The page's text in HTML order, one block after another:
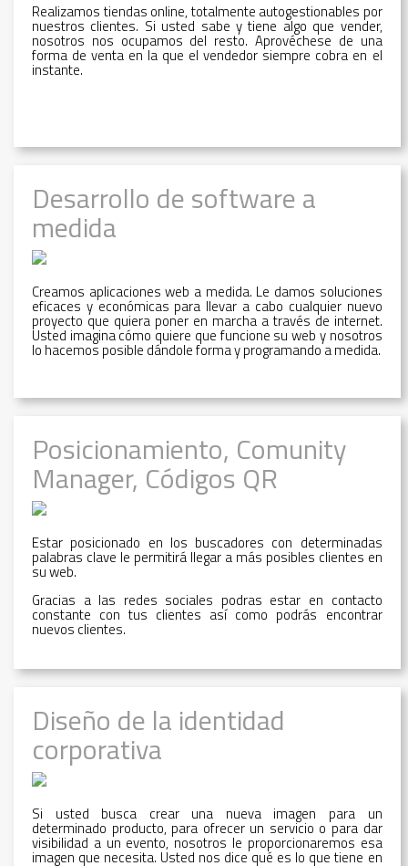
Realizamos tiendas online, totalmente autogestionables por
nuestros clientes. Si usted sabe y tiene algo que vender,
nosotros nos ocupamos del resto. Aprovéchese de una
forma de venta en la que el vendedor siempre cobra en el
instante.
Desarrollo de software a
medida
Creamos aplicaciones web a medida. Le damos soluciones
eficaces y económicas para llevar a cabo cualquier nuevo
proyecto que quiera poner en marcha a través de internet.
Usted imagina cómo quiere que funcione su web y nosotros
lo hacemos posible dándole forma y programando a medida.
Posicionamiento, Comunity
Manager, Códigos QR
Estar posicionado en los buscadores con determinadas
palabras clave le permitirá llegar a más posibles clientes en
su web.
Gracias a las redes sociales podras estar en contacto
constante con tus clientes así como podrás encontrar
nuevos clientes.
Diseño de la identidad
corporativa
Si usted busca crear una nueva imagen para un
determinado producto, para ofrecer un servicio o para dar
visibilidad a un evento, nosotros le proporcionaremos esa
imagen que necesita. Usted nos dice qué es lo que tiene en